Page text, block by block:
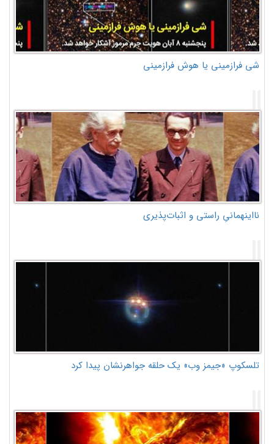
شی فرازمینی یا هوش فرازمینی
نااینهمانیِ راستی و اثبات‌پذیری
تلسکوپ «جیمز وب» یک حلقه جواهرنشان پیدا کرد